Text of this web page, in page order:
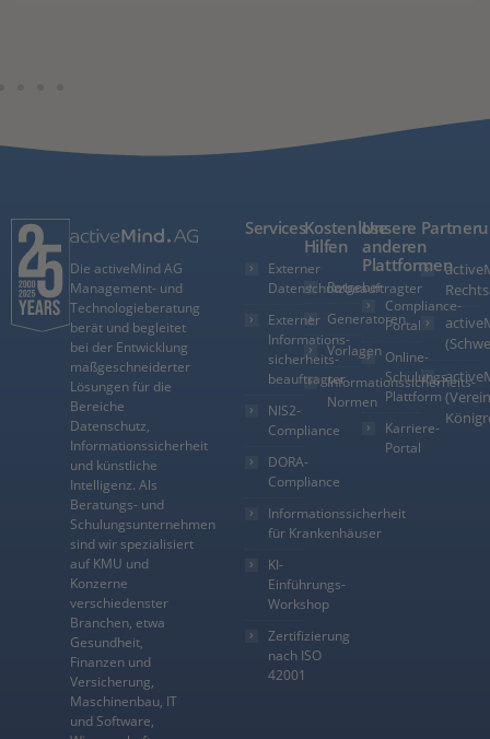
Die activeMind AG
Management- und
Technologieberatung
berät und begleitet
bei der Entwicklung
maßgeschneiderter
Lösungen für die
Bereiche
Datenschutz,
Informationssicherheit
und künstliche
Intelligenz. Als
Beratungs- und
Schulungsunternehmen
sind wir spezialisiert
auf KMU und
Konzerne
verschiedenster
Branchen, etwa
Gesundheit,
Finanzen und
Versicherung,
Maschinenbau, IT
und Software,
Services
Externer
Datenschutzbeauftragter
Externer
Informations­
sicherheits­
beauftragter
NIS2-
Compliance
DORA-
Compliance
Informationssicherheit
für Krankenhäuser
KI-
Einführungs-
Workshop
Zertifizierung
nach ISO
42001
Kostenlose
Hilfen
Ratgeber
Generatoren
Vorlagen
Informationssicherheits-
Normen
Unsere
anderen
Plattformen
Compliance-
Portal
Online-
Schulungs-
Plattform
Karriere-
Portal